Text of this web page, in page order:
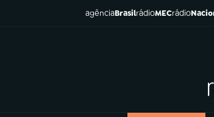
agênciaBrasilrádioMECrádio